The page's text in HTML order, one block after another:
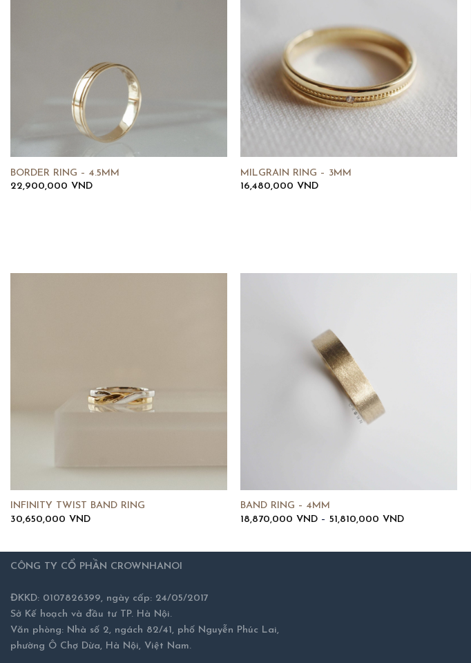
BORDER RING – 4.5MM
22,900,000 VND
MILGRAIN RING – 3MM
16,480,000 VND
INFINITY TWIST BAND RING
30,650,000 VND
BAND RING – 4MM
18,870,000VND – 51,810,000VNDKhoảng
CÔNG TY CỔ PHẦN CROWNHANOI
ĐKKD: 0107826399, ngày cấp: 24/05/2017
Sở Kế hoạch và đầu tư TP. Hà Nội.
Văn phòng: Nhà số 2, ngách 82/41, phố Nguyễn Phúc Lai,
phường Ô Chợ Dừa, Hà Nội, Việt Nam.